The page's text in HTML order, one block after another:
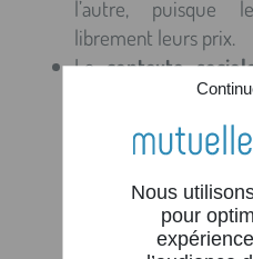
l’autre, puisque
librement leurs prix.
Lecontexte
l’habitat, la
l’environnement
mêmes selon votre
les risques qui
habitants varient.
santé sont
Nous
pour